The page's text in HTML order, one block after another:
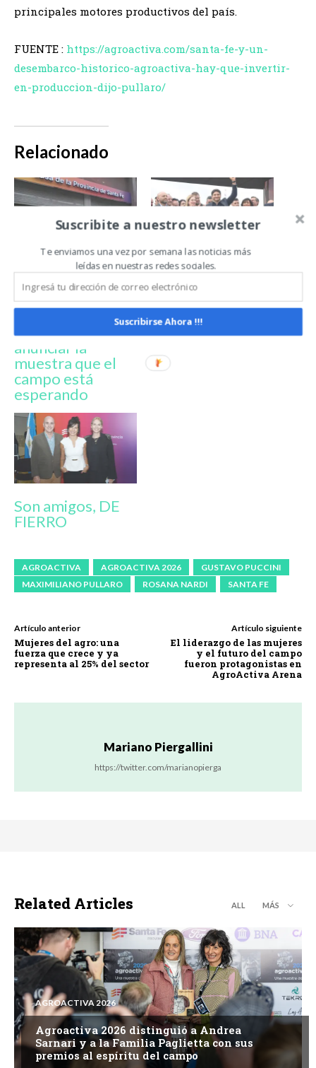
principales motores productivos del país.
FUENTE : https://agroactiva.com/santa-fe-y-un-
desembarco-historico-agroactiva-hay-que-invertir-
en-produccion-dijo-pullaro/
Relacionado
Con foco en el
lanzamiento:
Agroactiva 2026
Aires para
anunciar la
muestra que el
campo está
esperando
Santa Fe pone al
campo en el
centro de la
escena en
AgroActiva
Son amigos, DE
FIERRO
AGROACTIVA AGROACTIVA 2026
GUSTAVO PUCCINI
MAXIMILIANO PULLARO
ROSANA NARDI SANTA FE
Artículo anterior
Mujeres del agro: una
fuerza que crece y ya
representa al 25% del sector
Artículo siguiente
El liderazgo de las mujeres
y el futuro del campo
fueron protagonistas en
AgroActiva Arena
Mariano Piergallini
https://twitter.com/marianopierga
Related Articles ALL MÁS
AGROACTIVA 2026
Agroactiva 2026 distinguió a Andrea
Sarnari y a la Familia Paglietta con sus
premios al espíritu del campo
Suscribite a nuestro newsletter
Te enviamos una vez por semana las noticias más
leídas en nuestras redes sociales.
Suscribirse Ahora !!!